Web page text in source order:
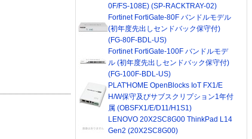
0F/FS-108E) (SP-RACKTRAY-02)
Fortinet FortiGate-80F バンドルモデル
(初年度先出しセンドバック保守付)
(FG-80F-BDL-US)
Fortinet FortiGate-100F バンドルモデ
ル (初年度先出しセンドバック保守付)
(FG-100F-BDL-US)
PLAT'HOME OpenBlocks IoT FX1/E
H/W保守及びサブスクリプション1年付
属 (OBSFX1/E/D11/H1S1)
LENOVO 20X2SC8G00 ThinkPad L14
Gen2 (20X2SC8G00)